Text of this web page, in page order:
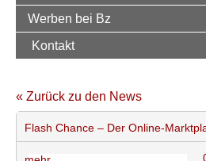
Werben bei Bz
Kontakt
« Zurück zu den News
Flash Chance – Der Online-